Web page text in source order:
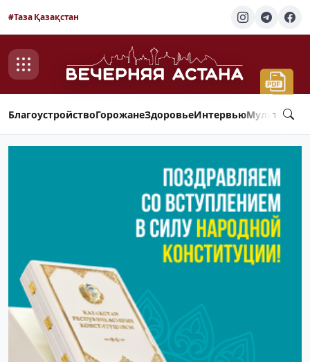
#Таза Қазақстан
БлагоустройствоГорожанеЗдоровьеИнтервью